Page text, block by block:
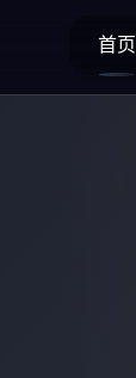
首页